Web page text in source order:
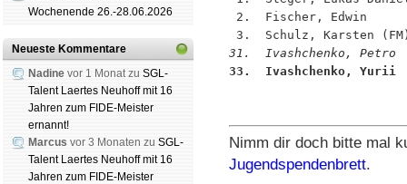
Wochenende 26.-28.06.2026
Neueste Kommentare
Nadine vor 1 Monat zu SGL-
Talent Laertes Neuhoff mit 16
Jahren zum FIDE-Meister
ernannt!
Marcus vor 3 Monaten zu SGL-
Talent Laertes Neuhoff mit 16
Jahren zum FIDE-Meister
2.  Fischer, Edwin
31.  Ivashchenko,
33.  Ivashchenko,
Nimm dir doch bitte mal
Jugendspendenbrett.